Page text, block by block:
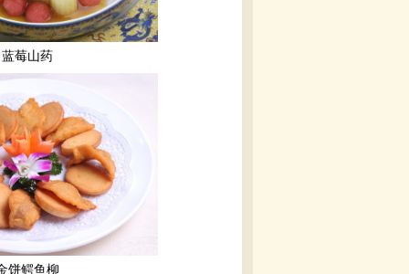
蓝莓山药
饼鳄鱼柳